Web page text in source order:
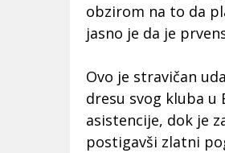
obzirom na to da
jasno je da je
Ovo je stravičan
dresu svog kluba u
asistencije, dok je
postigavši zlatni